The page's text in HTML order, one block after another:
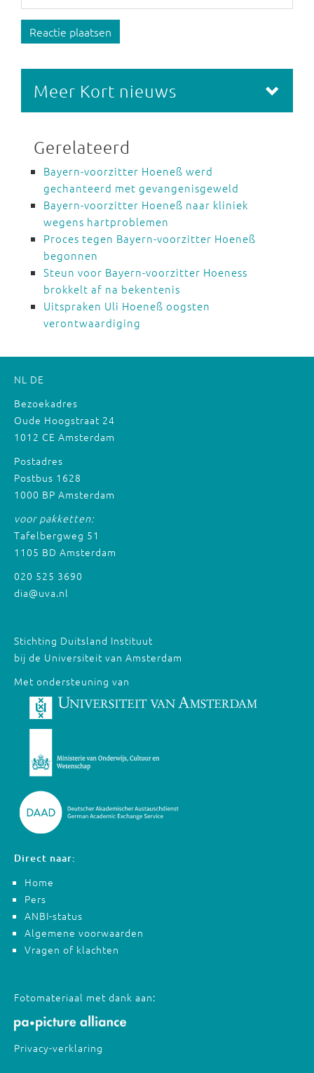
Reactie plaatsen
Meer Kort nieuws
Gerelateerd
Bayern-voorzitter Hoeneß werd
gechanteerd met gevangenisgeweld
Bayern-voorzitter Hoeneß naar kliniek
wegens hartproblemen
Proces tegen Bayern-voorzitter Hoeneß
begonnen
Steun voor Bayern-voorzitter Hoeness
brokkelt af na bekentenis
Uitspraken Uli Hoeneß oogsten
verontwaardiging
NL DE
Bezoekadres
Oude Hoogstraat 24
1012 CE Amsterdam
Postadres
Postbus 1628
1000 BP Amsterdam
voor pakketten:
Tafelbergweg 51
1105 BD Amsterdam
020 525 3690
dia@uva.nl
Stichting Duitsland Instituut
bij de Universiteit van Amsterdam
Met ondersteuning van
Direct naar:
Home
Pers
ANBI-status
Algemene voorwaarden
Vragen of klachten
Fotomateriaal met dank aan:
Privacy-verklaring